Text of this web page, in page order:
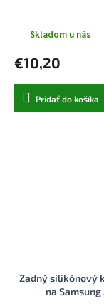
Skladom u nás
€10,20
Pridať do košíka
Zadný silikónový
na Samsung